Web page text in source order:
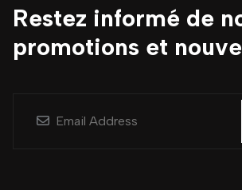
Restez informé de
promotions et